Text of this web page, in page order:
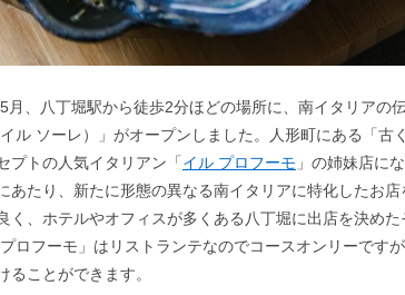
月、八丁堀駅から徒歩2分ほどの場所に、南イタリアの
ル ソーレ）」がオープンしました。人形町にある「古
プトの人気イタリアン「イル プロフーモ 」の姉妹店に
あたり、新たに形態の異なる南イタリアに特化したお
く、ホテルやオフィスが多くある八丁堀に出店を決めた
プロフーモ」はリストランテなのでコースオンリーです
ることができます。